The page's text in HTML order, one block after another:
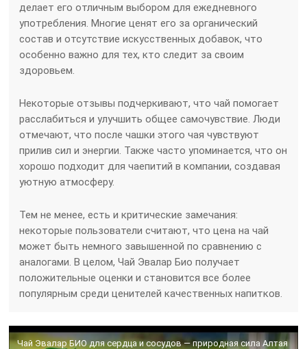
делает его отличным выбором для ежедневного
употребления. Многие ценят его за органический
состав и отсутствие искусственных добавок, что
особенно важно для тех, кто следит за своим
здоровьем.
Некоторые отзывы подчеркивают, что чай помогает
расслабиться и улучшить общее самочувствие. Люди
отмечают, что после чашки этого чая чувствуют
прилив сил и энергии. Также часто упоминается, что он
хорошо подходит для чаепитий в компании, создавая
уютную атмосферу.
Тем не менее, есть и критические замечания:
некоторые пользователи считают, что цена на чай
может быть немного завышенной по сравнению с
аналогами. В целом, Чай Эвалар Био получает
положительные оценки и становится все более
популярным среди ценителей качественных напитков.
Чай Эвалар БИО для сердца и сосудов — природная сила Алтая